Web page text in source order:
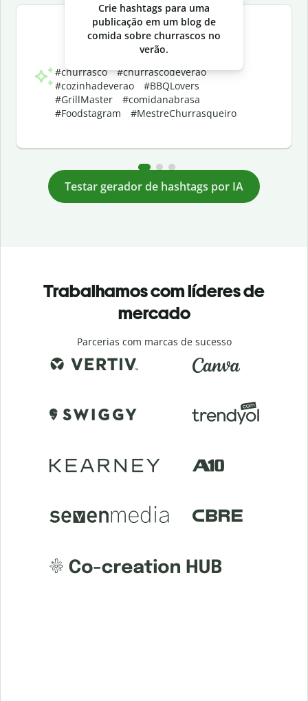
Crie hashtags para uma
publicação em um blog de
comida sobre churrascos no
verão.
#churrasco #churrascodeverao
#cozinhadeverao #BBQLovers
#GrillMaster #comidanabrasa
#Foodstagram #MestreChurrasqueiro
Testar gerador de hashtags por IA
Trabalhamos com líderes de
mercado
Parcerias com marcas de sucesso